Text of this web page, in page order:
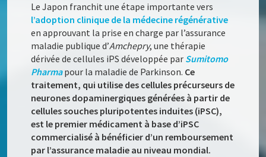
Le Japon franchit une étape importante vers
l’adoption clinique de la médecine régénérative
en approuvant la prise en charge par l’assurance
maladie publique d’Amchepry, une thérapie
dérivée de cellules iPS développée par Sumitomo
Pharmapour la maladie de Parkinson. Ce
traitement, qui utilise des cellules précurseurs de
neurones dopaminergiques générées à partir de
cellules souches pluripotentes induites (iPSC),
est le premier médicament à base d’iPSC
commercialisé à bénéficier d’un remboursement
par l’assurance maladie au niveau mondial.